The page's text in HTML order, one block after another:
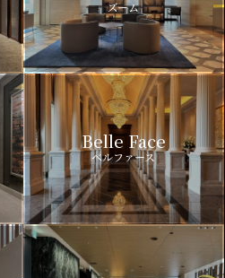
ズーム
Belle Face
ベルファース